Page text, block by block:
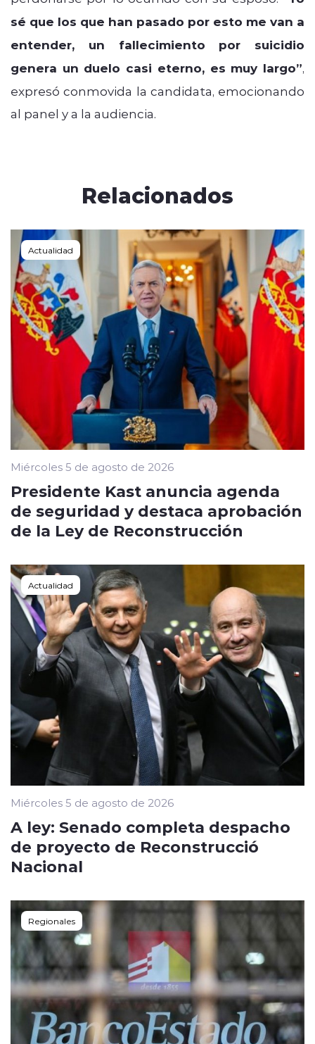
sé que los que han pasado por esto me van a
entender, un fallecimiento por suicidio
genera un duelo casi eterno, es muy largo”,
expresó conmovida la candidata, emocionando
al panel y a la audiencia.
Relacionados
Actualidad
Miércoles 5 de agosto de 2026
Presidente Kast anuncia agenda
de seguridad y destaca aprobación
de la Ley de Reconstrucción
Actualidad
Miércoles 5 de agosto de 2026
A ley: Senado completa despacho
de proyecto de Reconstrucció
Nacional
Regionales